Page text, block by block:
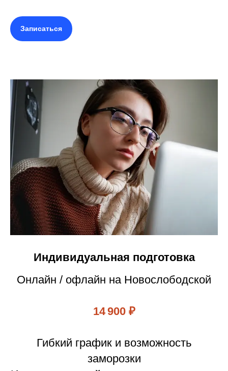
Записаться
Индивидуальная подготовка
Онлайн / офлайн на Новослободской
14 900 ₽
Гибкий график и возможность
заморозки